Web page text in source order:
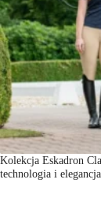
Kolekcja Eskadron
technologia i elegancja